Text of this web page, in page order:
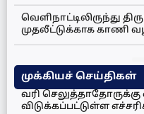
வெளிநாட்டிலிருந்து
முதலீட்டுக்காக காணி
முக்கியச் செய்திகள்
வரி செலுத்தாதோருக்கு
விடுக்கப்பட்டுள்ள